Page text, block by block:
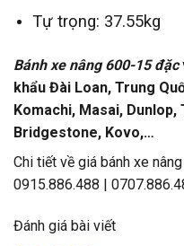
Tự trọng: 37.55kg
Bánh xe nâng600-15 đặc
khẩu Đài Loan, Trung
Komachi, Masai,
Bridgestone, Kovo,…
Chi tiết về giá bánh xe
0915.886.488 |
Đánh giá bài viết